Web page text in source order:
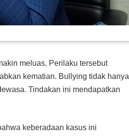
meluas. Perilaku tersebut
kematian. Bullying tidak hanya
Tindakan ini mendapatkan
keberadaan kasus ini